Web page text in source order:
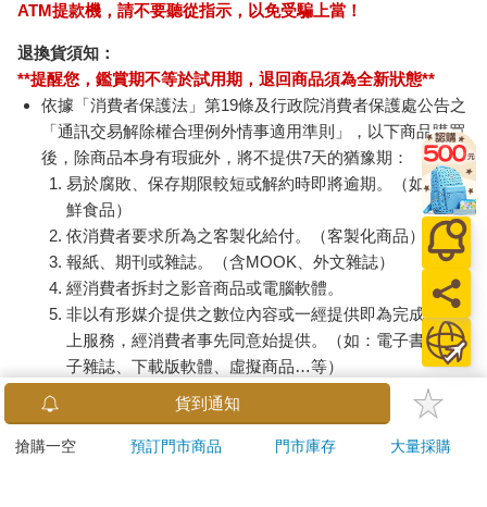
ATM提款機，請不要聽從指示，以免受騙上當！
退換貨須知：
**提醒您，鑑賞期不等於試用期，退回商品須為全新狀態**
依據「消費者保護法」第19條及行政院消費者保護處公告之
「通訊交易解除權合理例外情事適用準則」，以下商品購買
後，除商品本身有瑕疵外，將不提供7天的猶豫期：
易於腐敗、保存期限較短或解約時即將逾期。（如：生
鮮食品）
依消費者要求所為之客製化給付。（客製化商品）
報紙、期刊或雜誌。（含MOOK、外文雜誌）
經消費者拆封之影音商品或電腦軟體。
非以有形媒介提供之數位內容或一經提供即為完成之線
上服務，經消費者事先同意始提供。（如：電子書、電
子雜誌、下載版軟體、虛擬商品…等）
已拆封之個人衛生用品。（如：內衣褲、刮鬍刀、除毛
若非上列種類商品，均享有到貨7天的猶豫期（含例假
貨到通知
搶購一空 預訂門市商品 門市庫存 大量採購